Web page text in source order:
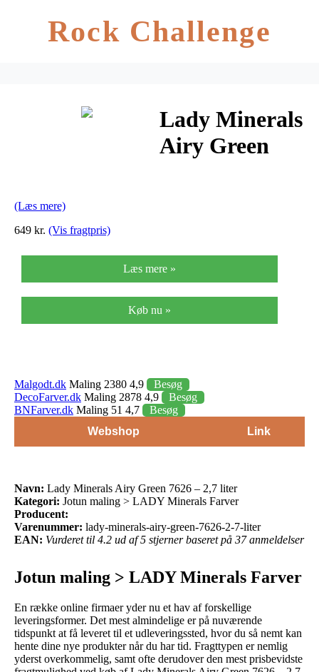
Rock Challenge
Lady Minerals
Airy Green
(Læs mere)
649 kr. (Vis fragtpris)
Læs mere »
Køb nu »
Malgodt.dk Maling 2380 4,9
Besøg
DecoFarver.dk Maling 2878 4,9
Besøg
BNFarver.dk Maling 51 4,7
Besøg
Webshop
Link
Navn: Lady Minerals Airy Green 7626 – 2,7 liter
Kategori: Jotun maling > LADY Minerals Farver
Producent:
Varenummer: lady-minerals-airy-green-7626-2-7-liter
EAN: Vurderet til 4.2 ud af 5 stjerner baseret på 37 anmeldelser
Jotun maling > LADY Minerals Farver
En række online firmaer yder nu et hav af forskellige
leveringsformer. Det mest almindelige er på nuværende
tidspunkt at få leveret til et udleveringssted, hvor du så nemt kan
hente dine nye produkter når du har tid. Fragttypen er nemlig
yderst overkommelig, samt ofte derudover den mest prisbevidste